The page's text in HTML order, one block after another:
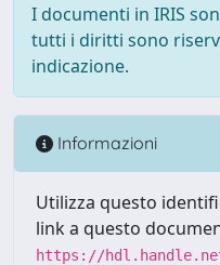
I documenti in IRIS
tutti i diritti sono
indicazione.
Informazioni
Utilizza questo
link a questo
https://